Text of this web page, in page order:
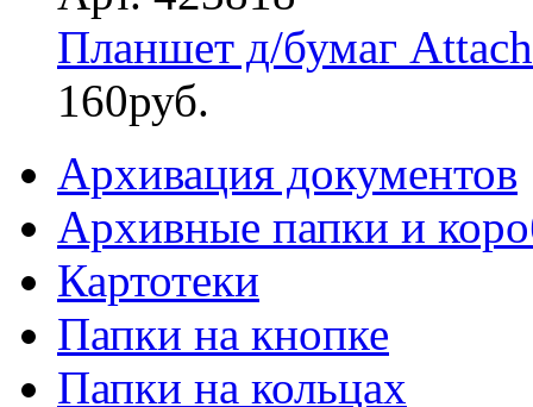
Планшет д/бумаг
160руб.
Архивация документов
Архивные папки и
Картотеки
Папки на кнопке
Папки на кольцах